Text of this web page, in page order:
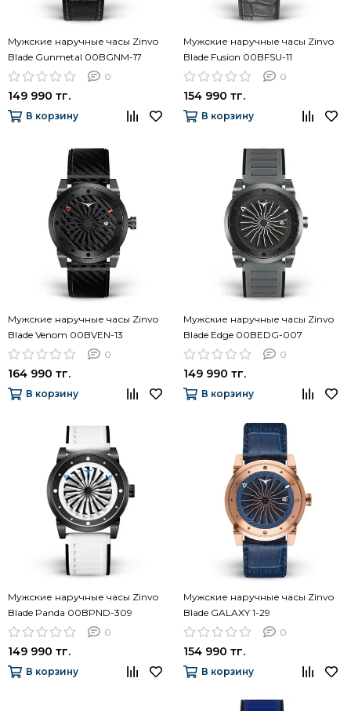
Мужские наручные часы Zinvo
Blade Gunmetal 00BGNM-17
0
149 990 тг.
В корзину
Мужские наручные часы Zinvo
Blade Fusion 00BFSU-11
0
154 990 тг.
В корзину
Мужские наручные часы Zinvo
Blade Venom 00BVEN-13
0
164 990 тг.
В корзину
Мужские наручные часы Zinvo
Blade Edge 00BEDG-007
0
149 990 тг.
В корзину
Мужские наручные часы Zinvo
Blade Panda 00BPND-309
0
149 990 тг.
В корзину
Мужские наручные часы Zinvo
Blade GALAXY 1-29
0
154 990 тг.
В корзину